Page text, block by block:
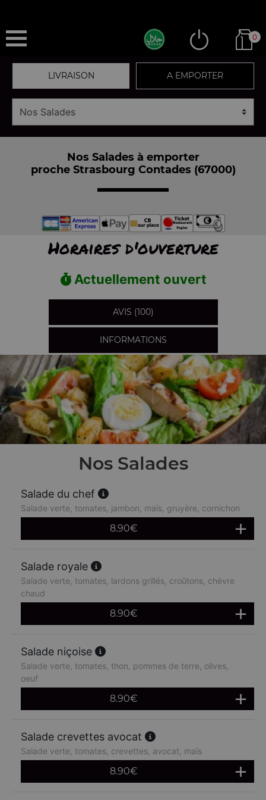
0
LIVRAISON A EMPORTER
Nos Salades à emporter
proche Strasbourg Contades (67000)
Horaires d'ouverture
Actuellement ouvert
AVIS (100)
INFORMATIONS
Nos Salades
Salade du chef
Salade verte, tomates, jambon, maïs, gruyère, cornichon
8.90€
Salade royale
Salade verte, tomates, lardons grillés, croûtons, chèvre
chaud
8.90€
Salade niçoise
Salade verte, tomates, thon, pommes de terre, olives,
oeuf
8.90€
Salade crevettes avocat
Salade verte, tomates, crevettes, avocat, maïs
8.90€